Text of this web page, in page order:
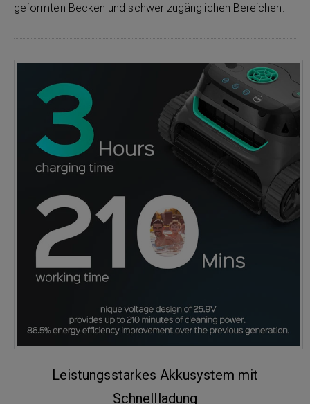
geformten Becken und schwer zugänglichen Bereichen.
Leistungsstarkes Akkusystem mit
Schnellladung